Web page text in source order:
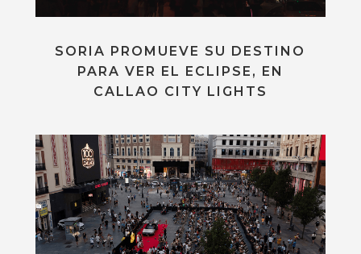
SORIA PROMUEVE SU DESTINO
PARA VER EL ECLIPSE, EN
CALLAO CITY LIGHTS